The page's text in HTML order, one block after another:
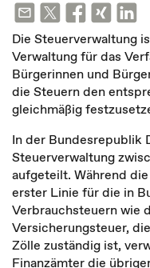
Die Steuerverwaltung
Verwaltung für das
Bürgerinnen und
die Steuern den
gleichmäßig
In der Bun­desrepublik
Steuerverwaltung
aufgeteilt. Während
erster Linie für die in
Verbrauchsteuern wie
Versicherungsteuer,
Zölle zuständig ist,
Finanzämter die